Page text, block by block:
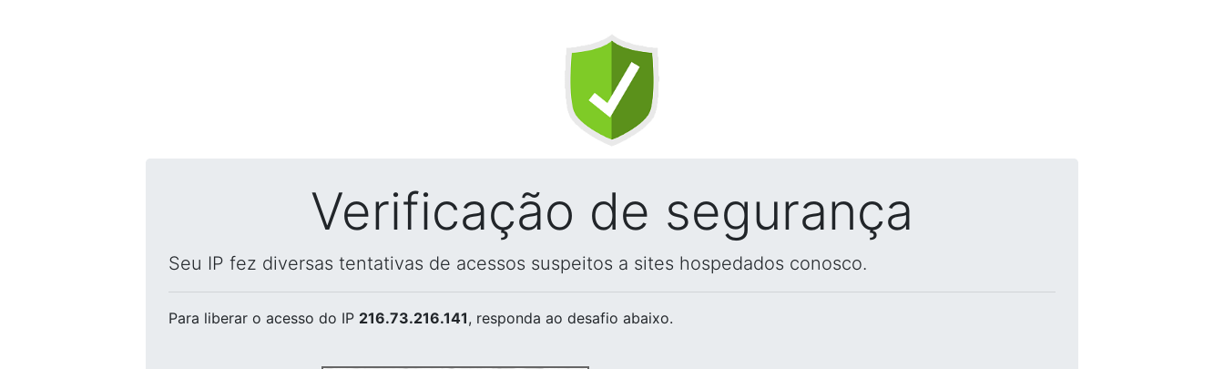
Verificação de segurança
Seu IP fez diversas tentativas de acessos suspeitos a sites hospedados conosco.
Para liberar o acesso do IP 216.73.216.141, responda ao desafio abaixo.